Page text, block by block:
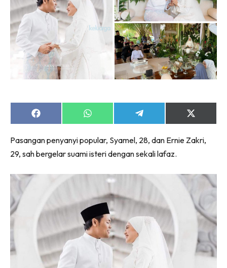
Share
on
Share
on
Share
on
Share
on
(Twitter)
Pasangan penyanyi popular, Syamel, 28, dan Ernie Zakri,
29, sah bergelar suami isteri dengan sekali lafaz.